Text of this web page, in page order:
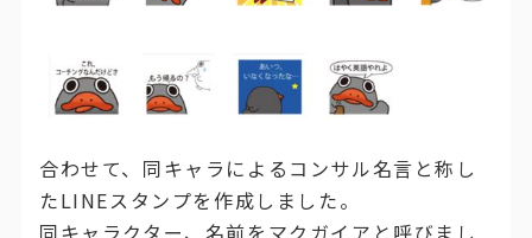
合わせて、同キャラによるコンサル名言と称し
たLINEスタンプを作成しました。